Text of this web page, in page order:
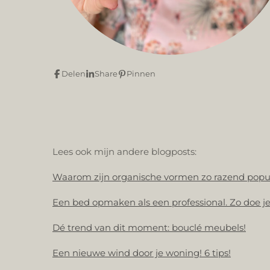
Delen Share Pinnen
Lees ook mijn andere blogposts:
Waarom zijn organische vormen zo razend
Een bed opmaken als een professional. Zo doe
Dé trend van dit moment: bouclé meubels!
Een nieuwe wind door je woning! 6 tips!